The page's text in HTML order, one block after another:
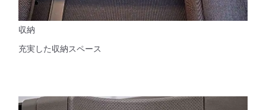
収納
充実した収納スペース